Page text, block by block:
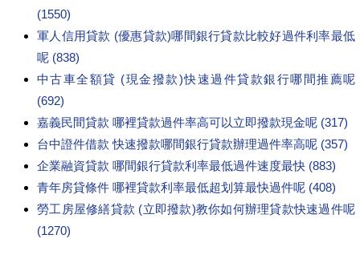
(1550)
軍人信用貸款 (優惠貸款)哪間銀行貸款比較好過件利率最低
呢 (838)
中古車全額貸 (現金撥款)快速過件貸款銀行哪間推薦呢
(692)
嘉義民間貸款 哪裡貸款過件率高可以立即撥款現金呢 (317)
台中證件借款 快速撥款哪間銀行貸款辦理過件率高呢 (357)
企業融資貸款 哪間銀行貸款利率最低過件速度最快 (883)
青年房貸條件 哪裡貸款利率最低超划算最快過件呢 (408)
勞工房屋修繕貸款 (立即撥款)教你如何辦理貸款快速過件呢
(1270)